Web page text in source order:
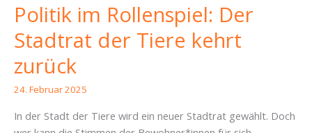
Politik im Rollenspiel: Der
Stadtrat der Tiere kehrt
zurück
24. Februar 2025
In der Stadt der Tiere wird ein neuer Stadtrat gewählt. Doch